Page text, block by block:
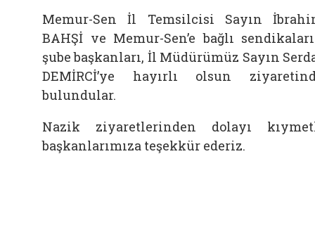
Memur-Sen İl Temsilcisi Sayın
BAHŞİ ve Memur-Sen’e bağlı
şube başkanları, İl Müdürümüz Sayın
DEMİRCİ’ye hayırlı olsun
bulundular.
Nazik ziyaretlerinden dolayı
başkanlarımıza teşekkür ederiz.